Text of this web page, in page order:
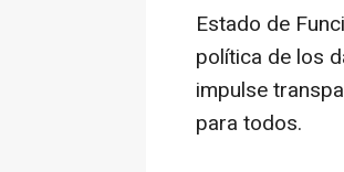
Estado de
política de los
impulse
para todos.